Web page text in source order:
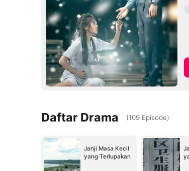
Daftar Drama (109 Episode)
Janji Masa Kecil
yang Terlupakan